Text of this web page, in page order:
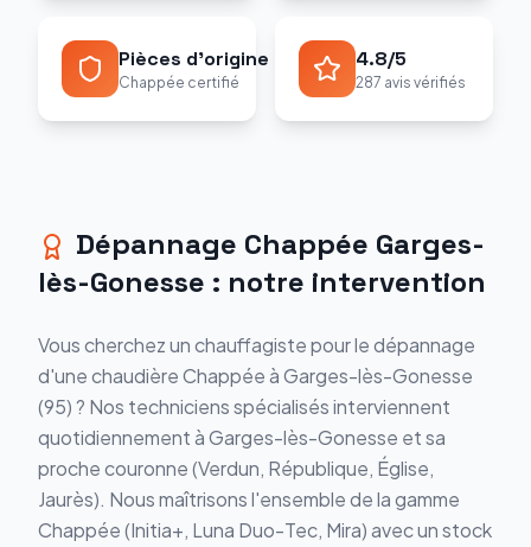
Pièces d'origine
Chappée certifié
4.8/5
287 avis vérifiés
Dépannage Chappée Garges-
lès-Gonesse : notre intervention
Vous cherchez un chauffagiste pour ledépannage
d'une chaudièreChappéeàGarges-lès-Gonesse
(95) ? Nos techniciens spécialisés interviennent
quotidiennement àGarges-lès-Gonesse et sa
proche couronne (Verdun, République, Église,
Jaurès). Nous maîtrisons l'ensemble de la gamme
Chappée(Initia+, Luna Duo-Tec, Mira) avec un stock